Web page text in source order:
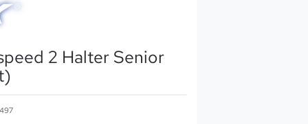
2 Halter Senior